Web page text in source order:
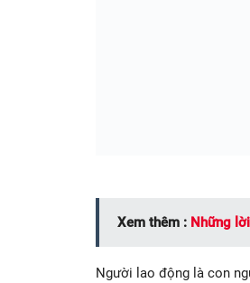
Xem thêm : Những
Người lao động là con